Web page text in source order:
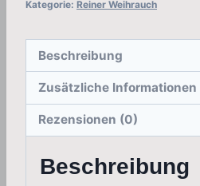
Kategorie: Reiner Weihrauch
Beschreibung
Zusätzliche Informationen
Rezensionen (0)
Beschreibung